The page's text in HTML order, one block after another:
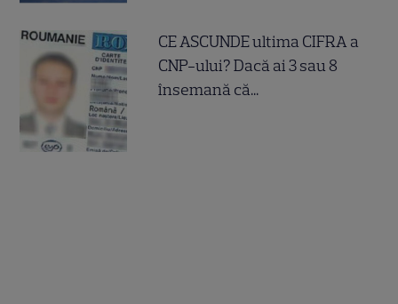
CE ASCUNDE ultima CIFRA a
CNP-ului? Dacă ai 3 sau 8
însemană că...